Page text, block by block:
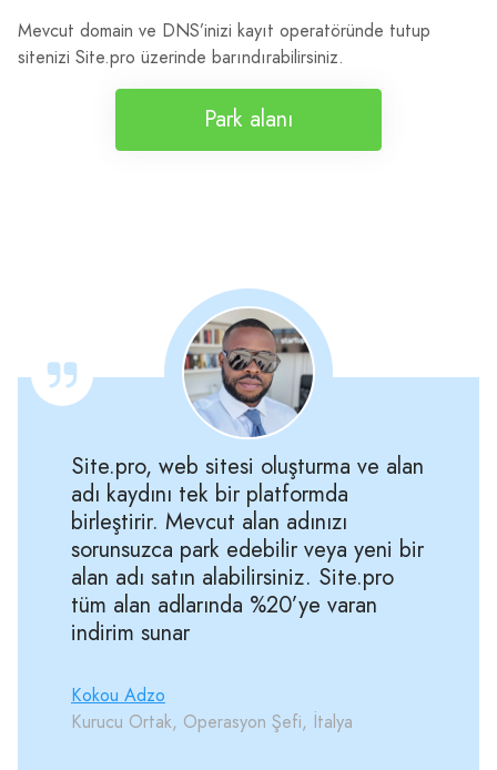
Mevcut domain ve DNS’inizi kayıt operatöründe tutup
sitenizi Site.pro üzerinde barındırabilirsiniz.
Park alanı
Site.pro, web sitesi oluşturma ve alan
adı kaydını tek bir platformda
birleştirir. Mevcut alan adınızı
sorunsuzca park edebilir veya yeni bir
alan adı satın alabilirsiniz. Site.pro
tüm alan adlarında %20’ye varan
indirim sunar
Kokou Adzo
Kurucu Ortak, Operasyon Şefi, İtalya